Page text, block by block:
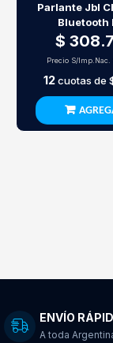
Parlante Jbl
Bluetooth
$
Precio S/Imp.Nac.
12cuotas de
ENVÍO
A toda